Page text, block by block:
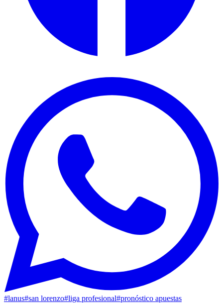
#lanus#san lorenzo#liga profesional#pronóstico apuestas